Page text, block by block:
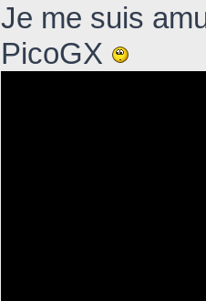
Je me suis
PicoGX